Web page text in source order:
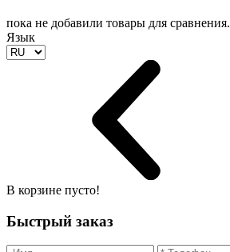
пока не добавили товары для сравнения.
Язык
В корзине пусто!
Быстрый заказ